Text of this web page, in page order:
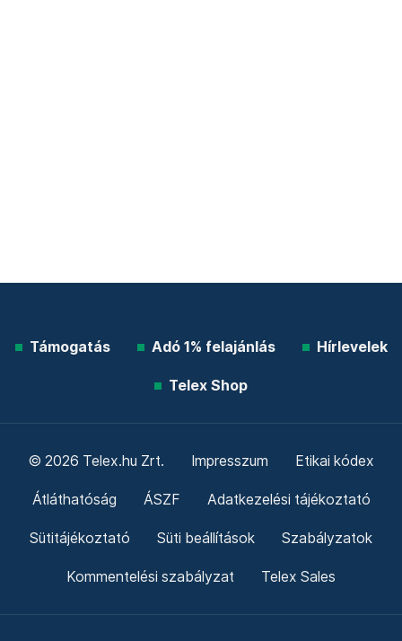
Támogatás Adó 1% felajánlás Hírlevelek
Telex Shop
© 2026 Telex.hu Zrt. Impresszum Etikai kódex
Átláthatóság ÁSZF Adatkezelési tájékoztató
Sütitájékoztató Süti beállítások Szabályzatok
Kommentelési szabályzat Telex Sales